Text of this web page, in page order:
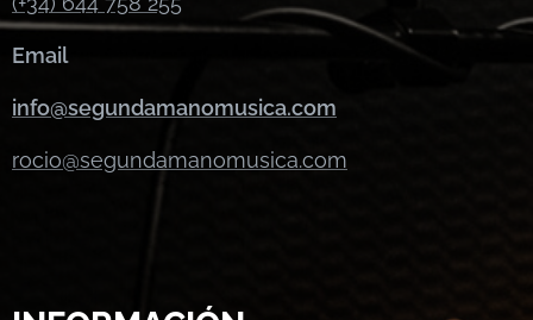
Email
info@segundamanomusica.com
rocio@segundamanomusica.com